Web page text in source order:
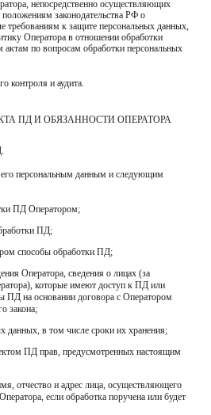
непосредственно осуществляющих
законодательства РФ о
требованиям к защите персональных данных,
Оператора в отношении обработки
по вопросам обработки персональных
контроля и аудита.
ПД И ОБЯЗАННОСТИ ОПЕРАТОРА
его персональным данным и следующим
ПД Оператором;
ПД;
способы обработки ПД;
Оператора, сведения о лицах (за
которые имеют доступ к ПД или
ПД на основании договора с Оператором
закона;
данных, в том числе сроки их хранения;
ПД прав, предусмотренных настоящим
отчество и адрес лица, осуществляющего
если обработка поручена или будет